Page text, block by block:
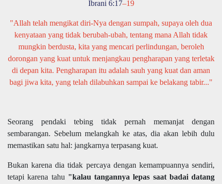
Ibrani 6:17–19
"Allah telah mengikat diri-Nya dengan sumpah, supaya oleh dua
kenyataan yang tidak berubah-ubah, tentang mana Allah tidak
mungkin berdusta, kita yang mencari perlindungan, beroleh
dorongan yang kuat untuk menjangkau pengharapan yang terletak
di depan kita. Pengharapan itu adalah sauh yang kuat dan aman
bagi jiwa kita, yang telah dilabuhkan sampai ke belakang tabir..."
Seorang pendaki tebing tidak pernah memanjat dengan
sembarangan. Sebelum melangkah ke atas, dia akan lebih dulu
memastikan satu hal: jangkarnya terpasang kuat.
Bukan karena dia tidak percaya dengan kemampuannya sendiri,
tetapi karena tahu "kalau tangannya lepas saat badai datang